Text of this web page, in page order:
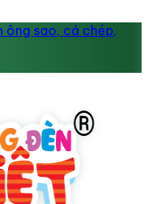
ông sao, cá chép,